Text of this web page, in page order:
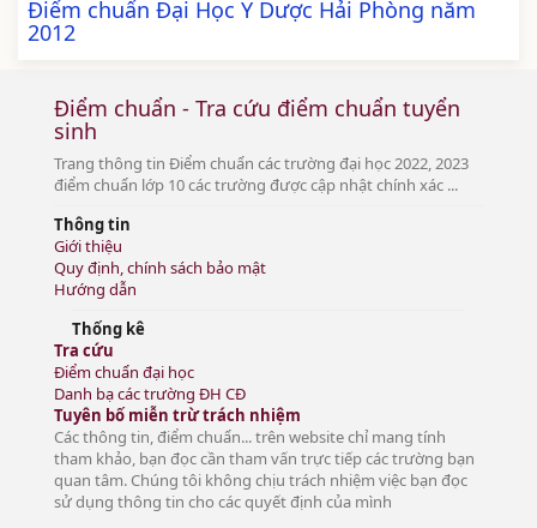
Điểm chuẩn Đại Học Y Dược Hải Phòng năm
2012
Điểm chuẩn - Tra cứu điểm chuẩn tuyển
sinh
Trang thông tin Điểm chuẩn các trường đại học 2022, 2023
điểm chuẩn lớp 10 các trường được cập nhật chính xác ...
Thông tin
Giới thiệu
Quy định, chính sách bảo mật
Hướng dẫn
Thống kê
Tra cứu
Điểm chuẩn đại học
Danh bạ các trường ĐH CĐ
Tuyên bố miễn trừ trách nhiệm
Các thông tin, điểm chuẩn... trên website chỉ mang tính
tham khảo, bạn đọc cần tham vấn trực tiếp các trường bạn
quan tâm. Chúng tôi không chịu trách nhiệm việc bạn đọc
sử dụng thông tin cho các quyết định của mình